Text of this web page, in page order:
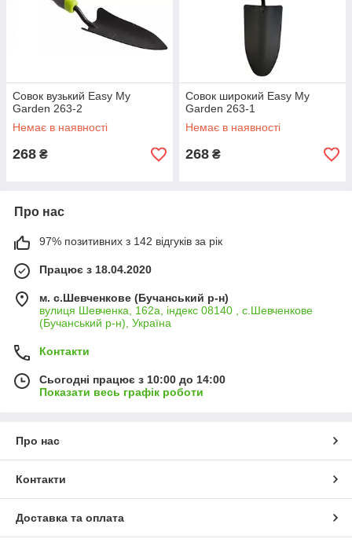
Совок вузький Easy My
Garden 263-2
Немає в наявності
268 ₴
Совок широкий Easy My
Garden 263-1
Немає в наявності
268 ₴
Про нас
97% позитивних з 142 відгуків за рік
Працює з 18.04.2020
м. с.Шевченкове (Бучанський р-н)
вулиця Шевченка, 162а, індекс 08140 , с.Шевченкове
(Бучанський р-н), Україна
Контакти
Сьогодні працює з 10:00 до 14:00
Показати весь графік роботи
Про нас
Контакти
Доставка та оплата